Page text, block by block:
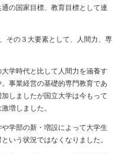
の国家目標、教育目標として連
その３大要素として、人間力、専
学時代と比して人間力を涵養す
事業経営の基礎的専門教育であ
しましたが国立大学は今もって
増しました。
学部の新・増設によって大学生
いう状況ではなくなりました。